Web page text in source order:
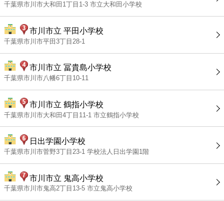
千葉県市川市大和田1丁目1-3 市立大和田小学校
市川市立 平田小学校
千葉県市川市平田3丁目28-1
市川市立 冨貴島小学校
千葉県市川市八幡6丁目10-11
市川市立 鶴指小学校
千葉県市川市大和田4丁目11-1 市立鶴指小学校
日出学園小学校
千葉県市川市菅野3丁目23-1 学校法人日出学園1階
市川市立 鬼高小学校
千葉県市川市鬼高2丁目13-5 市立鬼高小学校